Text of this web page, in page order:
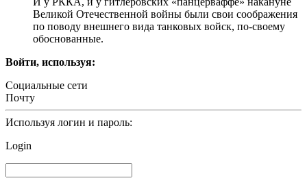
Великой Отечественной войны были свои соображения
по поводу внешнего вида танковых войск, по-своему
обоснованные.
Войти, используя:
Социальные сети
Почту
Используя логин и пароль:
Login